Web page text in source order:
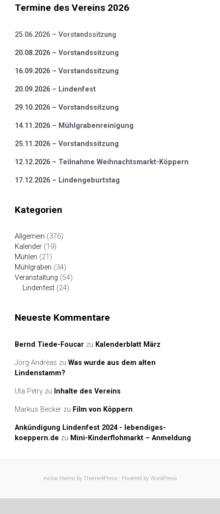
Termine des Vereins 2026
25.06.2026 – Vorstandssitzung
20.08.2026 – Vorstandssitzung
16.09.2026 – Vorstandssitzung
20.09.2026 – Lindenfest
29.10.2026 – Vorstandssitzung
14.11.2026 – Mühlgrabenreinigung
25.11.2026 – Vorstandssitzung
12.12.2026 – Teilnahme Weihnachtsmarkt-Köppern
17.12.2026 – Lindengeburtstag
Kategorien
Allgemein (376)
Kalender (19)
Mühlen (21)
Mühlgraben (34)
Veranstaltung (54)
Lindenfest (24)
Neueste Kommentare
Bernd Tiede-Foucar zu Kalenderblatt März
Jörg-Andreas zu Was wurde aus dem alten
Lindenstamm?
Uta Petry zu Inhalte des Vereins
Markus Becker zu Film von Köppern
Ankündigung Lindenfest 2024 - lebendiges-
koeppern.de zu Mini-Kinderflohmarkt – Anmeldung
evolvetheme by Theme4Press - Powered by WordPress